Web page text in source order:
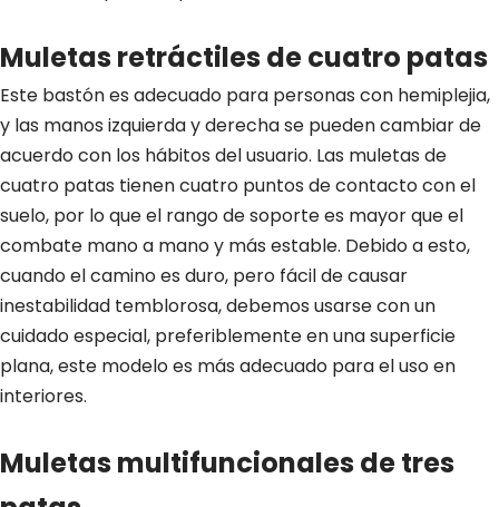
Muletas retráctiles de cuatro patas
Este bastón es adecuado para personas con hemiplejia,
y las manos izquierda y derecha se pueden cambiar de
acuerdo con los hábitos del usuario. Las muletas de
cuatro patas tienen cuatro puntos de contacto con el
suelo, por lo que el rango de soporte es mayor que el
combate mano a mano y más estable. Debido a esto,
cuando el camino es duro, pero fácil de causar
inestabilidad temblorosa, debemos usarse con un
cuidado especial, preferiblemente en una superficie
plana, este modelo es más adecuado para el uso en
interiores.
Muletas multifuncionales de tres